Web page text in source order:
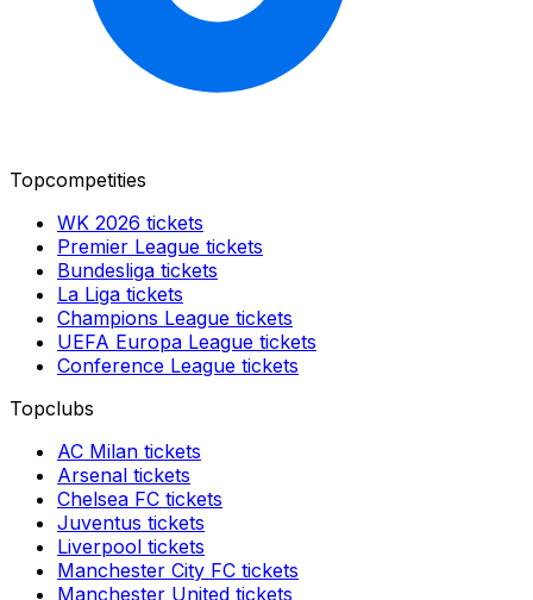
Topcompetities
WK 2026 tickets
Premier League tickets
Bundesliga tickets
La Liga tickets
Champions League tickets
UEFA Europa League tickets
Conference League tickets
Topclubs
AC Milan tickets
Arsenal tickets
Chelsea FC tickets
Juventus tickets
Liverpool tickets
Manchester City FC tickets
Manchester United tickets